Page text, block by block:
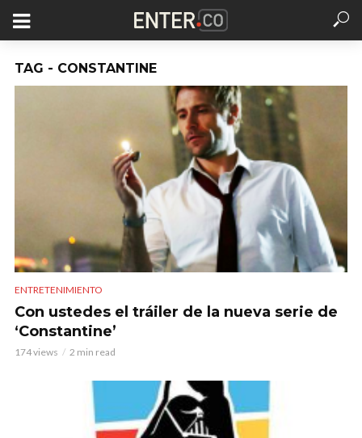
TAG - CONSTANTINE
ENTRETENIMIENTO
Con ustedes el tráiler de la nueva serie de
‘Constantine’
174 views 2 min read